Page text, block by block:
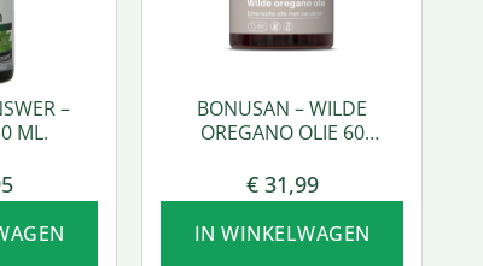
–
ML.
BONUSAN – WILDE
OREGANO OLIE 60
€31,99
IN WINKELWAGEN